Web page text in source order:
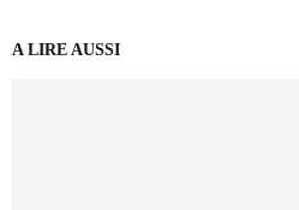
A LIRE AUSSI